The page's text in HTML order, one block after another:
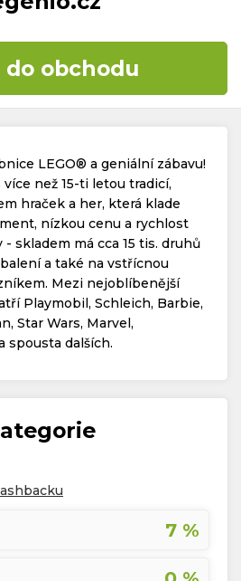
- 2026. Všechna práva vyhrazena.
do obchodu
LEGO® a geniální zábavu!
než 15-ti letou tradicí,
hraček a her, která klade
nízkou cenu a rychlost
skladem má cca 15 tis. druhů
a také na vstřícnou
Mezi nejoblíbenější
Playmobil, Schleich, Barbie,
Star Wars, Marvel,
spousta dalších.
7 %